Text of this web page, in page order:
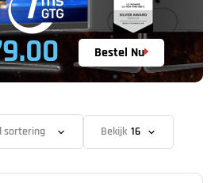
Bestel Nu
Bekijk